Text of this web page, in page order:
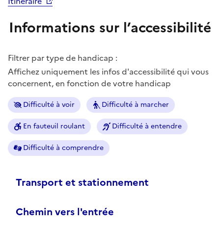
Informations sur l’accessibilité
Filtrer par type de handicap :
Affichez uniquement les infos d'accessibilité qui vous
concernent, en fonction de votre handicap
Difficulté à voir Difficulté à marcher
En fauteuil roulant Difficulté à entendre
Difficulté à comprendre
Transport et stationnement
Chemin vers l'entrée